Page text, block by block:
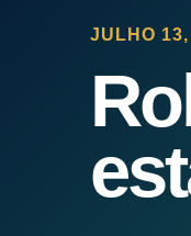
JULHO 13,